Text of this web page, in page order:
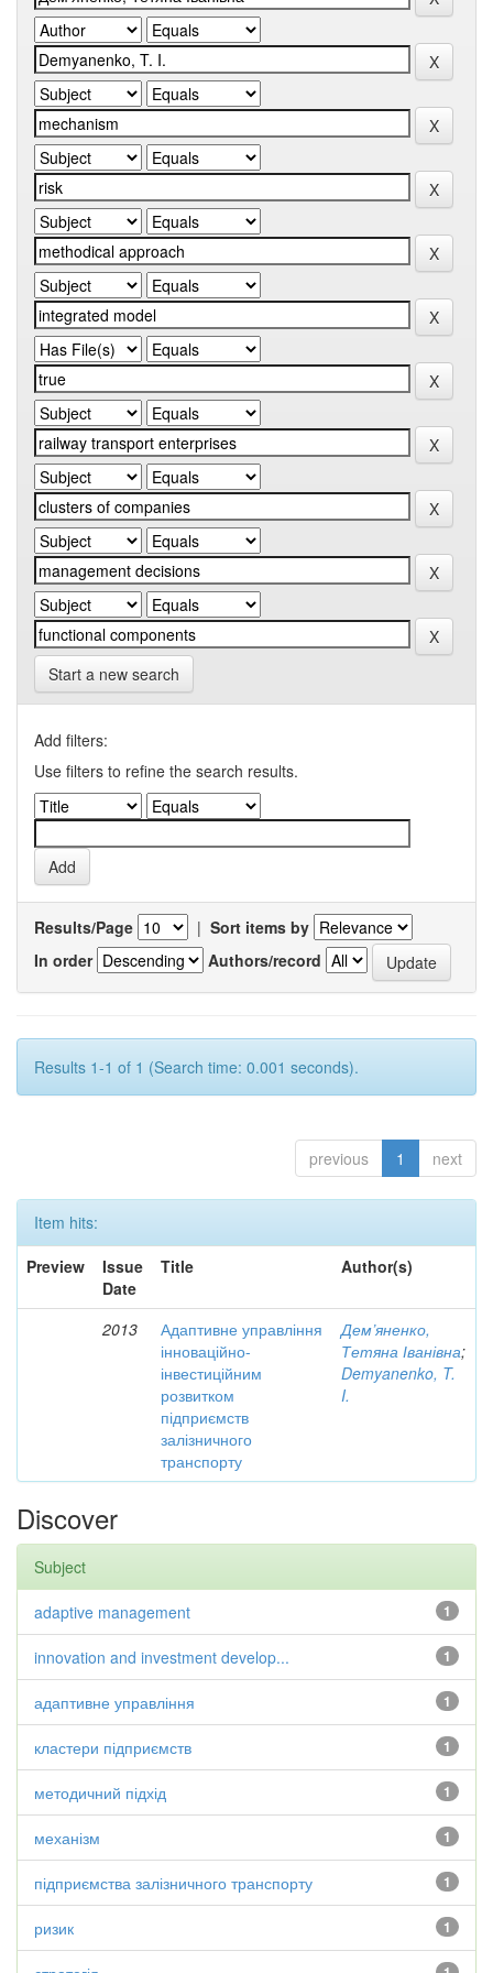
Start a new search
Add filters:
Use filters to refine the search results.
Results/Page | Sort items by
In order
Authors/record
Results 1-1 of 1 (Search time: 0.001 seconds).
previous 1 next
Item hits:
Preview
Issue
Date
Title Author(s)
2013
Адаптивне управління
інноваційно-
інвестиційним
розвитком
підприємств
залізничного
транспорту
Дем’яненко,
Тетяна Іванівна;
Demyanenko, T.
I.
Discover
Subject
1
adaptive management
1
innovation and investment develop...
1
адаптивне управління
1
кластери підприємств
1
методичний підхід
1
механізм
1
підприємства залізничного транспорту
1
ризик